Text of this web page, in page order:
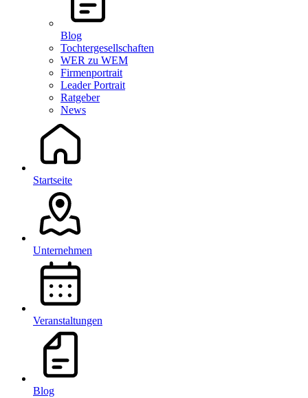
Blog
Tochtergesellschaften
WER zu WEM
Firmenportrait
Leader Portrait
Ratgeber
News
Startseite
Unternehmen
Veranstaltungen
Blog